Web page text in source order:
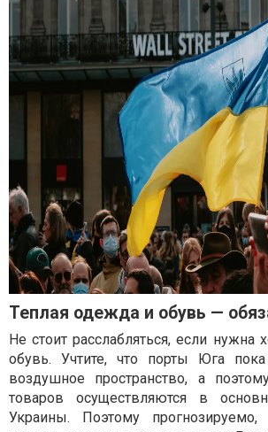
Теплая одежда и обувь —
Не стоит расслабляться, если
обувь. Учтите, что порты Юга
воздушное пространство, а
товаров осуществляются в
Украины. Поэтому